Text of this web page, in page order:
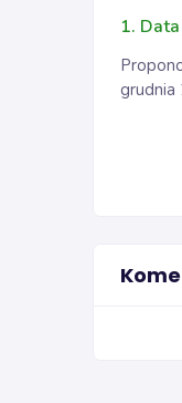
1.
grudnia